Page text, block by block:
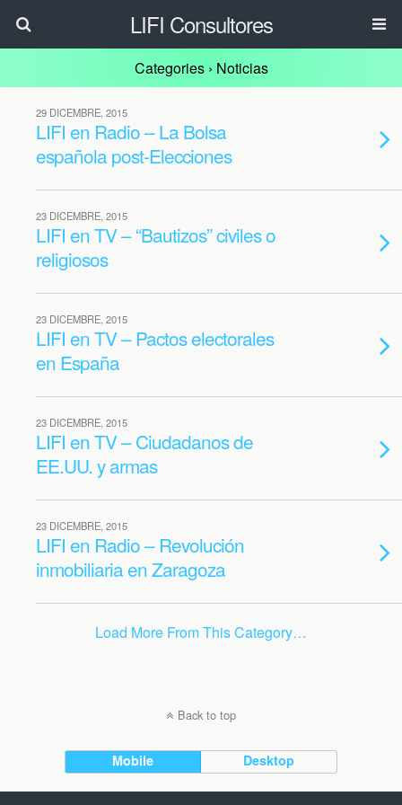
LIFI Consultores
Categories › Noticias
29 DICEMBRE, 2015
LIFI en Radio – La Bolsa
española post-Elecciones
23 DICEMBRE, 2015
LIFI en TV – “Bautizos” civiles o
religiosos
23 DICEMBRE, 2015
LIFI en TV – Pactos electorales
en España
23 DICEMBRE, 2015
LIFI en TV – Ciudadanos de
EE.UU. y armas
23 DICEMBRE, 2015
LIFI en Radio – Revolución
inmobiliaria en Zaragoza
Load More From This Category…
Back to top
Mobile Desktop